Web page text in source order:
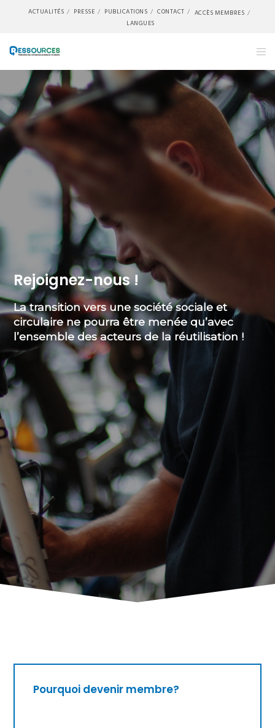
ACTUALITÉS PRESSE PUBLICATIONS CONTACT
ACCÈS MEMBRES
LANGUES
Rejoignez-nous !
La transition vers une société sociale et
circulaire ne pourra être menée qu’avec
l’ensemble des acteurs de la réutilisation !
Pourquoi devenir membre?